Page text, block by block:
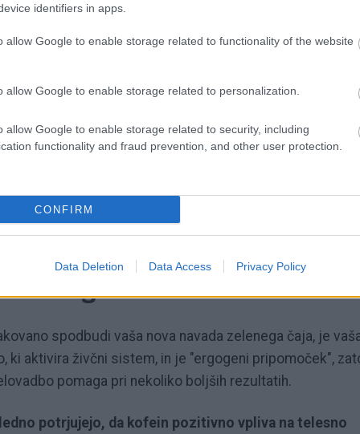
identifiers in apps.
allow Google to enable storage related to functionality of the website
allow Google to enable storage related to personalization.
allow Google to enable storage related to security, including
functionality and fraud prevention, and other user protection.
CONFIRM
Data Deletion Data Access Privacy Policy
vam lahko pomaga pri
teže:
in katehini (vrsta polifenolov), ki jih najdemo v
zato, ker pospešujejo presnovo. Hitrost presnove
vsakodnevnih opravilih - npr. pri sedenju ali
zagon
spodbudi vaša nova navada zelenega čaja, je
aktivira živčni sistem, in je "ergogeni pripomoček",
pomaga pri nekoliko boljših rezultatih.
potrjujejo, da kofein pozitivno vpliva na telesno